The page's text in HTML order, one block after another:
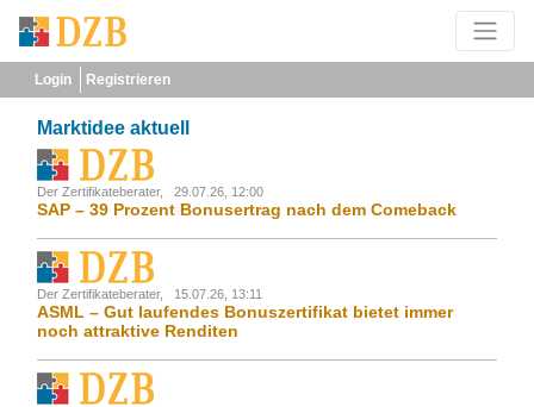
Login Registrieren
Marktidee aktuell
Der Zertifikateberater, 29.07.26, 12:00
SAP – 39 Prozent Bonusertrag nach dem Comeback
Der Zertifikateberater, 15.07.26, 13:11
ASML – Gut laufendes Bonuszertifikat bietet immer
noch attraktive Renditen